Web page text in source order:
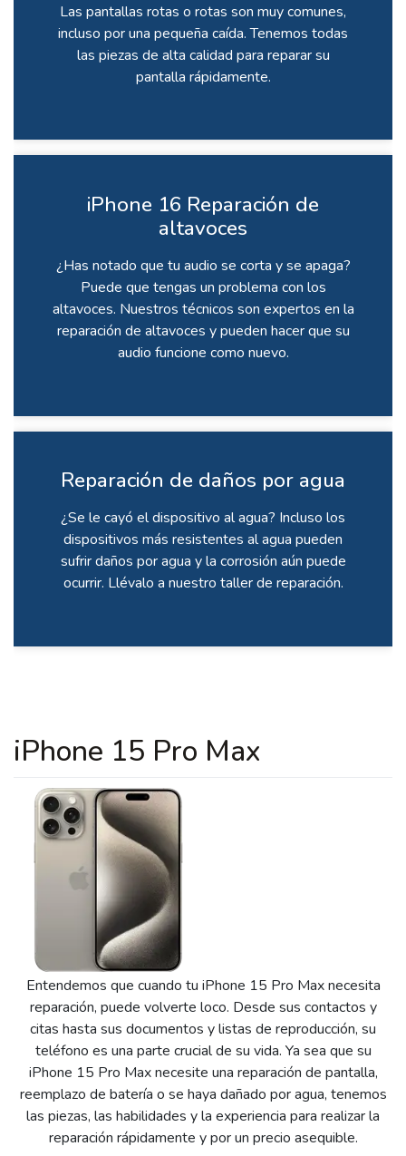
Las pantallas rotas o rotas son muy comunes,
incluso por una pequeña caída. Tenemos todas
las piezas de alta calidad para reparar su
pantalla rápidamente.
iPhone 16 Reparación de
altavoces
¿Has notado que tu audio se corta y se apaga?
Puede que tengas un problema con los
altavoces. Nuestros técnicos son expertos en la
reparación de altavoces y pueden hacer que su
audio funcione como nuevo.
Reparación de daños por agua
¿Se le cayó el dispositivo al agua? Incluso los
dispositivos más resistentes al agua pueden
sufrir daños por agua y la corrosión aún puede
ocurrir. Llévalo a nuestro taller de reparación.
iPhone 15 Pro Max
Entendemos que cuando tu iPhone 15 Pro Max necesita
reparación, puede volverte loco. Desde sus contactos y
citas hasta sus documentos y listas de reproducción, su
teléfono es una parte crucial de su vida. Ya sea que su
iPhone 15 Pro Max necesite una reparación de pantalla,
reemplazo de batería o se haya dañado por agua, tenemos
las piezas, las habilidades y la experiencia para realizar la
reparación rápidamente y por un precio asequible.